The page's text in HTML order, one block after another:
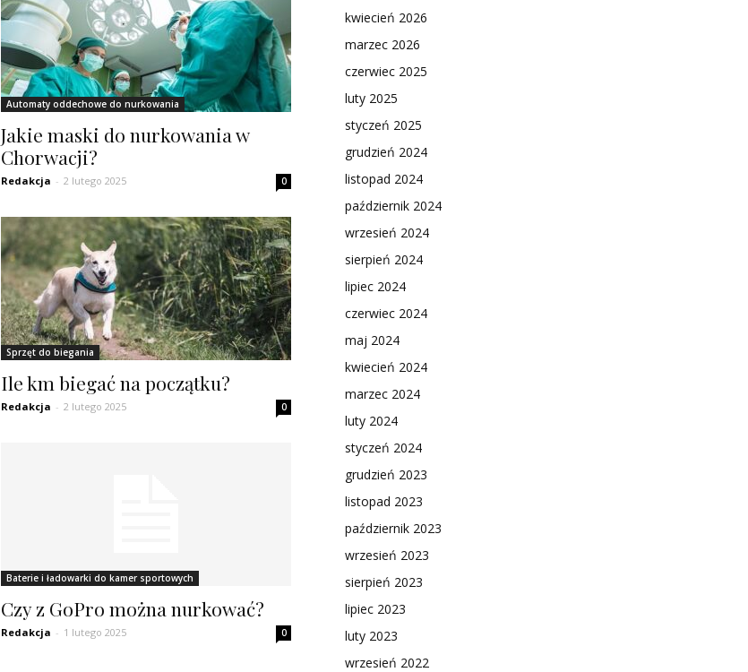
Automaty oddechowe do nurkowania
Jakie maski do nurkowania w
Chorwacji?
Redakcja - 2 lutego 2025 0
Sprzęt do biegania
Ile km biegać na początku?
Redakcja - 2 lutego 2025 0
Baterie i ładowarki do kamer sportowych
Czy z GoPro można nurkować?
Redakcja - 1 lutego 2025 0
kwiecień 2026
marzec 2026
czerwiec 2025
luty 2025
styczeń 2025
grudzień 2024
listopad 2024
październik 2024
wrzesień 2024
sierpień 2024
lipiec 2024
czerwiec 2024
maj 2024
kwiecień 2024
marzec 2024
luty 2024
styczeń 2024
grudzień 2023
listopad 2023
październik 2023
wrzesień 2023
sierpień 2023
lipiec 2023
luty 2023
wrzesień 2022